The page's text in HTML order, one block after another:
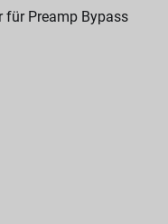
für Preamp Bypass